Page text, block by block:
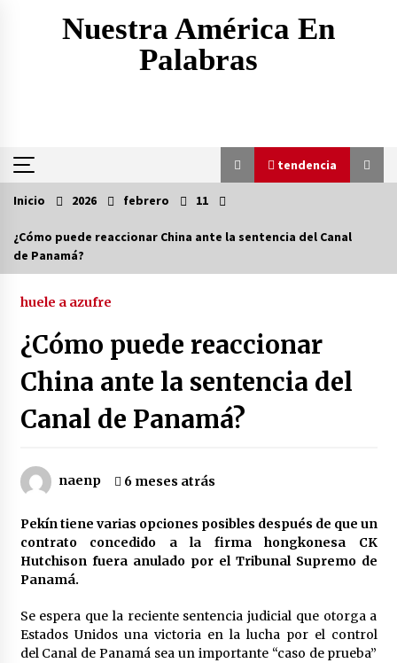
Nuestra América En
Palabras
tendencia
tendencia
Amenaza, ultimátum, retirada: ¿por qué la
siempre termina en retroceso?
6 horas atrás
Brasil reduce diplomacia con Argentina por
expulsados de región
6 horas atrás
6 horas atrás
Inicio 2026 febrero 11
¿Cómo puede reaccionar China ante la sentencia del Canal
de Panamá?
huele a azufre
¿Cómo puede reaccionar
China ante la sentencia del
Canal de Panamá?
naenp 6 meses atrás
Pekín tiene varias opciones posibles después de que un
contrato concedido a la firma hongkonesa CK
Hutchison fuera anulado por el Tribunal Supremo de
Panamá.
Se espera que la reciente sentencia judicial que otorga a
Estados Unidos una victoria en la lucha por el control
del Canal de Panamá sea un importante “caso de prueba”